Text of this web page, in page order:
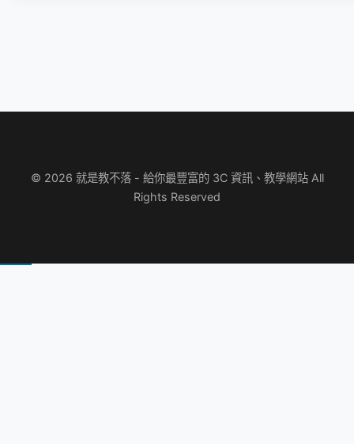
© 2026 就是教不落 - 給你最豐富的 3C 資訊、教學網站 All
Rights Reserved